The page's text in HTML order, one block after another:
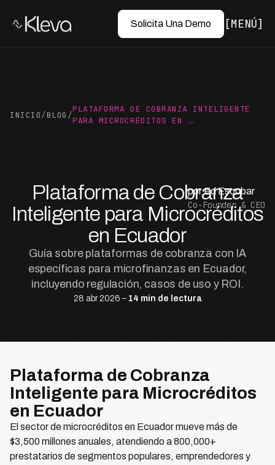
Solicita Una Demo MENÚ
INICIO/BLOG /
PLATAFORMA DE COBRANZA INTELIGENTE
PARA MICROCRÉDITOS EN …
Plataforma de Cobranza
Inteligente para Microcréditos
en Ecuador
Guía sobre plataformas de cobranza con IA
específicas para microfinanzas en Ecuador,
incluyendo regulación, casos de uso y ROI.
28 abr 2026 – 14 min de lectura
por Ed Escobar
Co-Founder & CEO
Plataforma de Cobranza
Inteligente para Microcréditos
en Ecuador
El sector de microcréditos en Ecuador mueve más de
$3,500 millones anuales, atendiendo a 800,000+
prestatarios de segmentos populares, emprendedores y